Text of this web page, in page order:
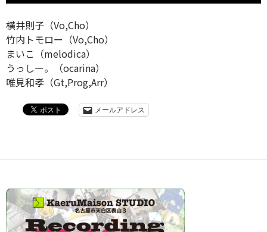
プ
レ
ー
ヤ
ー
横井則子（Vo,Cho）
竹内トモロー（Vo,Cho）
まいこ（melodica）
うっしー。（ocarina）
唯見和孝（Gt,Prog,Arr）
メールアドレス